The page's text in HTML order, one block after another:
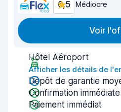
6,5 Médiocre
Voir
Hôtel Aéroport
Afficher les détails de
Dépôt de garantie
Confirmation
Paiement immédiat